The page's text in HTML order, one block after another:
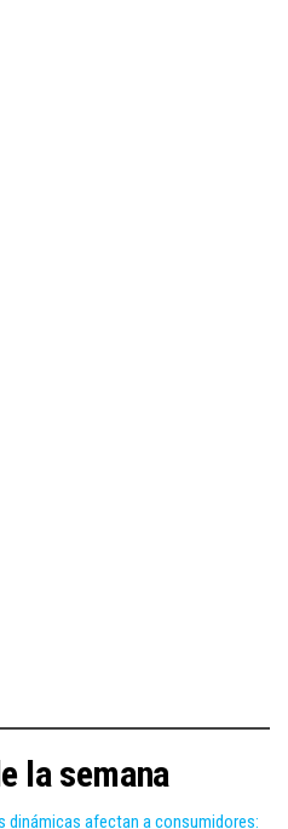
la semana
dinámicas afectan a consumidores: